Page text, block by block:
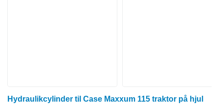
Hydraulikcylinder til Case Maxxum 115 traktor på hjul